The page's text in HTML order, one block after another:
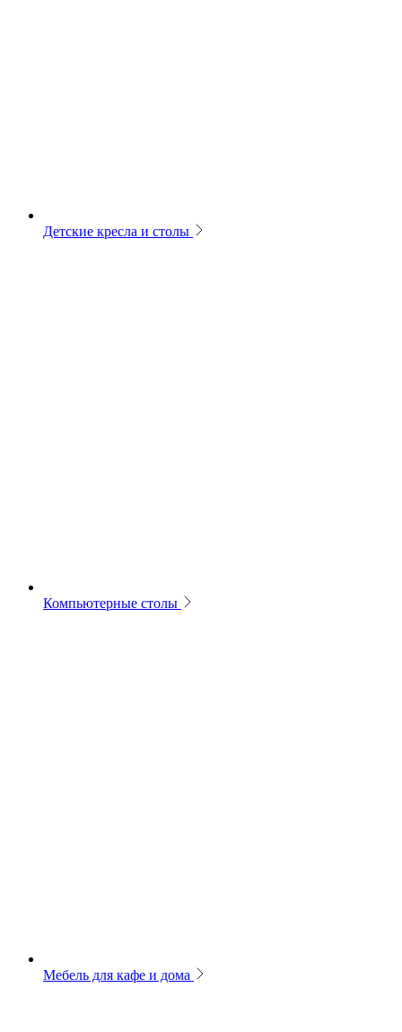
Детские кресла и столы
Компьютерные столы
Мебель для кафе и дома